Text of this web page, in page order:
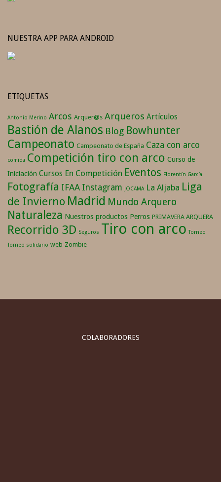
NUESTRA APP PARA ANDROID
ETIQUETAS
Antonio Merino Arcos Arquer@s Arqueros Artículos
Bastión de Alanos Blog Bowhunter
Campeonato Campeonato de España Caza con arco
comida Competición tiro con arco Curso de
Iniciación Cursos En Competición Eventos Florentín García
Fotografía IFAA Instagram JOCAMA La Aljaba Liga
de Invierno Madrid Mundo Arquero
Naturaleza Nuestros productos Perros PRIMAVERA ARQUERA
Recorrido 3D Seguros Tiro con arco Torneo
Torneo solidario web Zombie
COLABORADORES